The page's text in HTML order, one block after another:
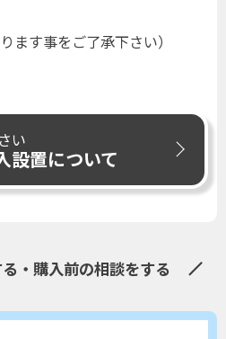
ます事をご了承下さい）
い
設置について
・購入前の相談をする